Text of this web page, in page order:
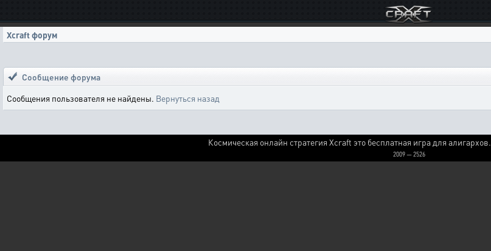
Xcraft форум
Сообщение форума
Сообщения пользователя не найдены. Вернуться назад
Космическая онлайн стратегия Xcraft это бесплатная игра для алигархов.
2009 — 2526